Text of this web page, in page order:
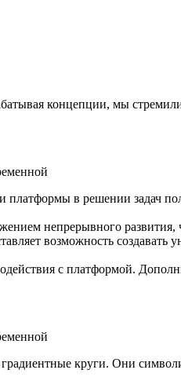
концепции, мы
в решении задач
непрерывного развития,
возможность
с платформой.
круги. Они